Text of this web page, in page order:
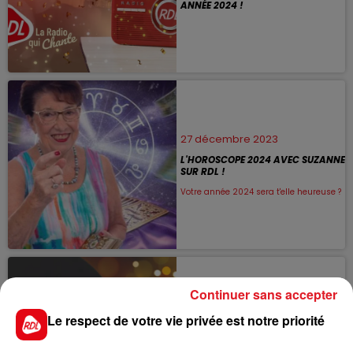
ANNÉE 2024 !
27 décembre 2023
L'HOROSCOPE 2024 AVEC SUZANNE
SUR RDL !
Votre année 2024 sera t'elle heureuse ?
26 décembre 2023
Le respect de votre vie privée est notre priorité
Continuer sans accepter